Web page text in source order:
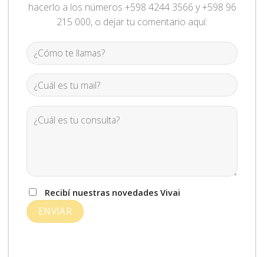
hacerlo a los números +598 4244 3566 y +598 96
215 000, o dejar tu comentario aquí:
Recibí nuestras novedades Vivai